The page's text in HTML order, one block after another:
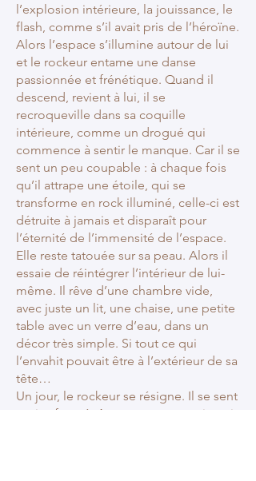
l’explosion intérieure, la jouissance, le
flash, comme s’il avait pris de l’héroïne.
Alors l’espace s’illumine autour de lui
et le rockeur entame une danse
passionnée et frénétique. Quand il
descend, revient à lui, il se
recroqueville dans sa coquille
intérieure, comme un drogué qui
commence à sentir le manque. Car il se
sent un peu coupable : à chaque fois
qu’il attrape une étoile, qui se
transforme en rock illuminé, celle-ci est
détruite à jamais et disparaît pour
l’éternité de l’immensité de l’espace.
Elle reste tatouée sur sa peau. Alors il
essaie de réintégrer l’intérieur de lui-
même. Il rêve d’une chambre vide,
avec juste un lit, une chaise, une petite
table avec un verre d’eau, dans un
décor très simple. Si tout ce qui
l’envahit pouvait être à l’extérieur de sa
tête…
Un jour, le rockeur se résigne. Il se sent
moins frustré. Avec son corps qui a pris